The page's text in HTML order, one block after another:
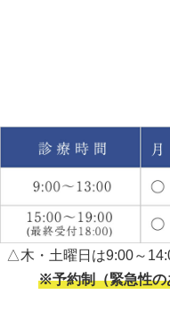
△木・土曜日は9:00～
※予約制（緊急性の